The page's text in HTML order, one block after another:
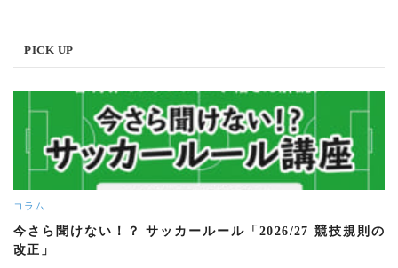
PICK UP
コラム
今さら聞けない！？ サッカールール「2026/27 競技規則の
改正」